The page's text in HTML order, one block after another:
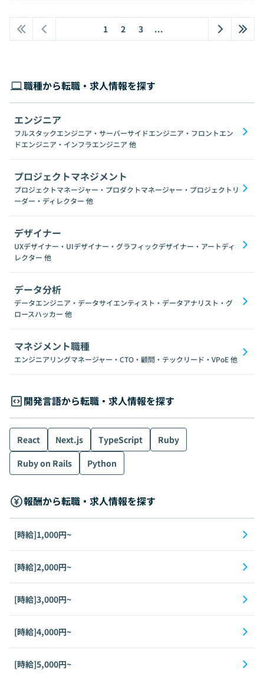
1 2 3 ...
職種から転職・求人情報を探す
エンジニア
フルスタックエンジニア・サーバーサイドエンジニア・フロントエン
ドエンジニア・インフラエンジニア 他
プロジェクトマネジメント
プロジェクトマネージャー・プロダクトマネージャー・プロジェクトリ
ーダー・ディレクター 他
デザイナー
UXデザイナー・UIデザイナー・グラフィックデザイナー・アートディ
レクター 他
データ分析
データエンジニア・データサイエンティスト・データアナリスト・グ
ロースハッカー 他
マネジメント職種
エンジニアリングマネージャー・CTO・顧問・テックリード・VPoE他
開発言語から転職・求人情報を探す
React Next.js TypeScript
Ruby
Ruby on Rails
Python
報酬から転職・求人情報を探す
[時給]1,000円~
[時給]2,000円~
[時給]3,000円~
[時給]4,000円~
[時給]5,000円~